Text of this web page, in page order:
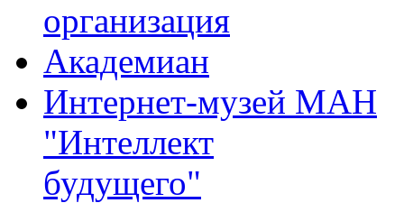
организация
Академиан
Интернет-музей МАН
"Интеллект
будущего"